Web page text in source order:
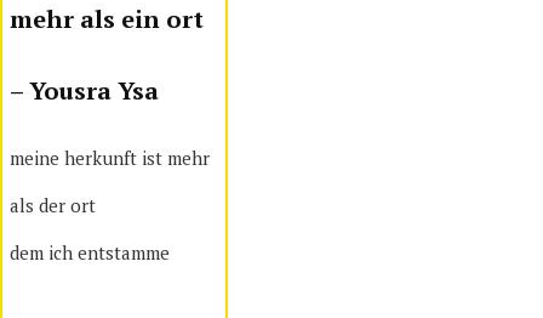
mehr als ein ort
– Yousra Ysa
meine herkunft ist mehr
als der ort
dem ich entstamme